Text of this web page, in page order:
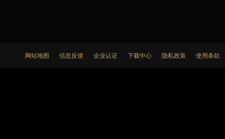
网站地图 信息反馈 企业认证 下载中心 隐私政策 使用条款